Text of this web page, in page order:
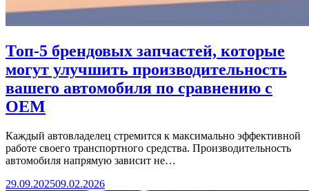
Топ-5 брендовых запчастей, которые
могут улучшить производительность
вашего автомобиля по сравнению с
OEM
Каждый автовладелец стремится к максимально эффективной
работе своего транспортного средства. Производительность
автомобиля напрямую зависит не…
29.09.202509.02.2026